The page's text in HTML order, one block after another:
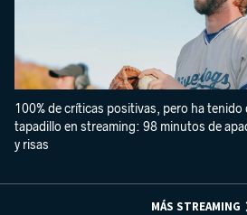
100% de críticas positivas, pero ha tenido
tapadillo en streaming: 98 minutos de
y risas
MÁS STREAMING